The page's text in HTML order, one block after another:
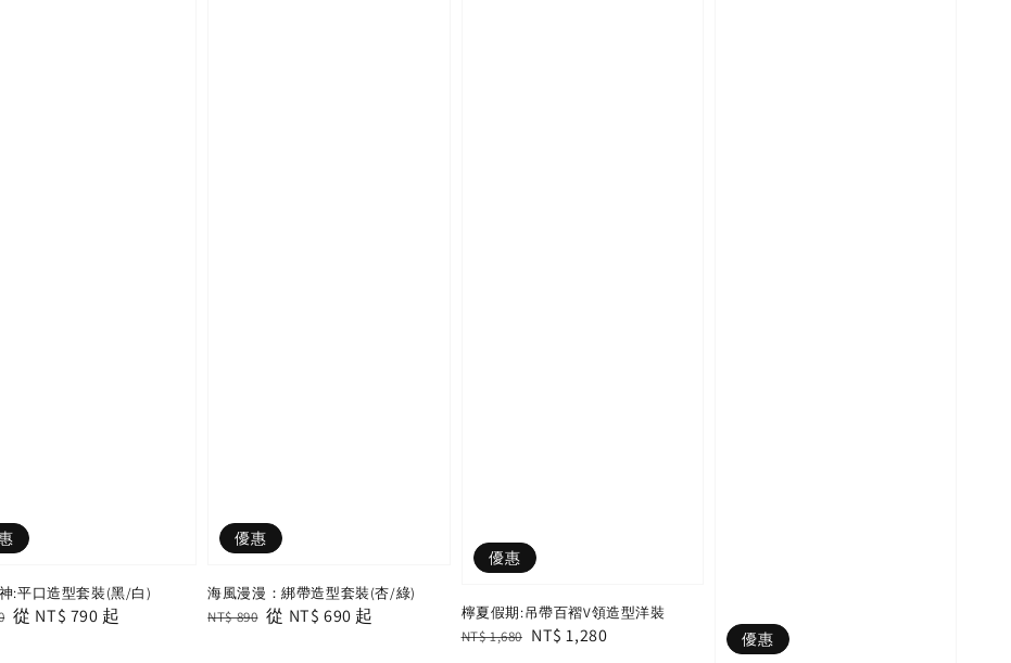
:平口造型套裝(黑/白)
Sale
從 NT$ 790 起
優惠
海風漫漫：綁帶造型套裝(杏/綠)
Regular
NT$ 890 Sale
從 NT$ 690 起
優惠
檸夏假期:吊帶百褶V領造型洋裝
Regular
NT$ 1,680 Sale
NT$ 1,280 優惠